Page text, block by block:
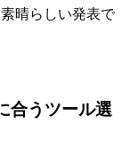
晴らしい発表で
合うツール選